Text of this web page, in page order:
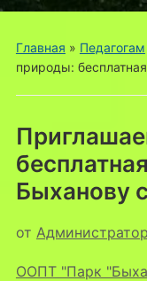
меню
Главная » Педагогам
природы:
Быханову
от Администратор
ООПТ "Парк